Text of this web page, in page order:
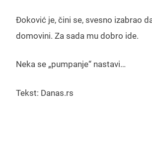
Đoković je, čini se, svesno izabrao
domovini. Za sada mu dobro ide.
Neka se „pumpanje“ nastavi…
Tekst: Danas.rs